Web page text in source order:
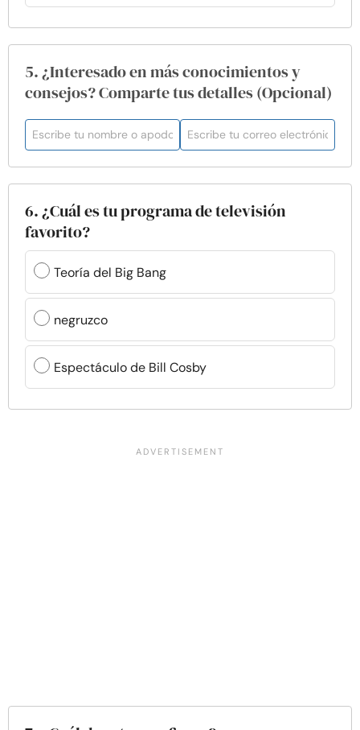
5. ¿Interesado en más conocimientos y
consejos? Comparte tus detalles (Opcional)
6. ¿Cuál es tu programa de televisión
favorito?
Teoría del Big Bang
negruzco
Espectáculo de Bill Cosby